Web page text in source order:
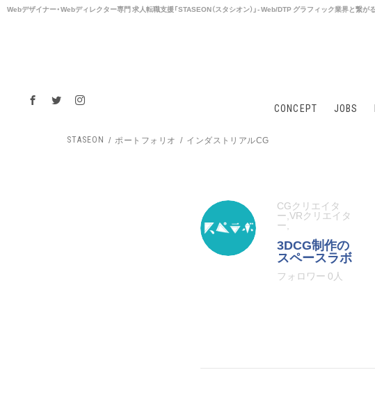
Webデザイナー・Webディレクター専⾨ 求⼈転職支援「STASEON（スタシオン）」- Web/DTP グラフィック業界と繋が
CONCEPT JOBS
STASEON ポートフォリオ インダストリアルCG
CGクリエイタ
ー,VRクリエイタ
ー,
3DCG制作の
スペースラボ
フォロワー 0人